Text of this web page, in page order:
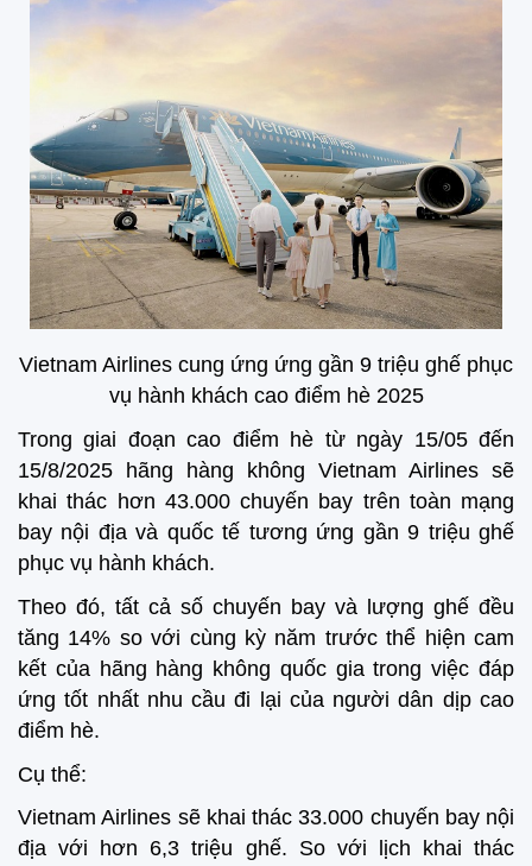
Vietnam Airlines cung ứng ứng gần 9 triệu ghế phục
vụ hành khách cao điểm hè 2025
Trong giai đoạn cao điểm hè từ ngày 15/05 đến
15/8/2025 hãng hàng không Vietnam Airlines sẽ
khai thác hơn 43.000 chuyến bay trên toàn mạng
bay nội địa và quốc tế tương ứng gần 9 triệu ghế
phục vụ hành khách.
Theo đó, tất cả số chuyến bay và lượng ghế đều
tăng 14% so với cùng kỳ năm trước thể hiện cam
kết của hãng hàng không quốc gia trong việc đáp
ứng tốt nhất nhu cầu đi lại của người dân dịp cao
điểm hè.
Cụ thể:
Vietnam Airlines sẽ khai thác 33.000 chuyến bay nội
địa với hơn 6,3 triệu ghế. So với lịch khai thác